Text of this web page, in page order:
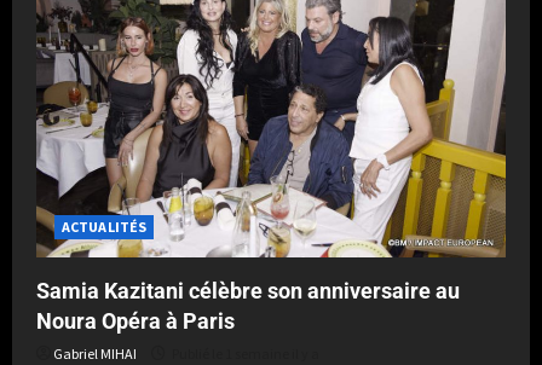
ACTUALITÉS
Samia Kazitani célèbre son anniversaire au
Noura Opéra à Paris
Gabriel MIHAI